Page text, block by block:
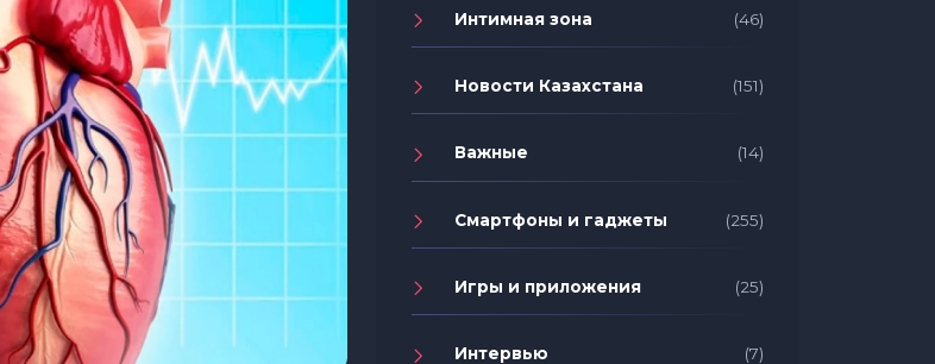
Интимная зона (46)
Новости Казахстана (151)
Важные (14)
Смартфоны и гаджеты (255)
Игры и приложения (25)
Интервью (7)